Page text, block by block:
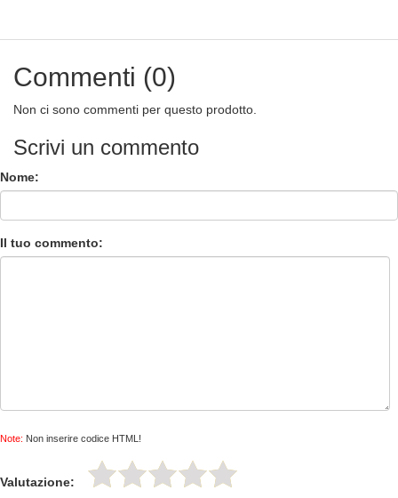
Commenti (0)
Non ci sono commenti per questo prodotto.
Scrivi un commento
Nome:
Il tuo commento:
Note: Non inserire codice HTML!
Valutazione: